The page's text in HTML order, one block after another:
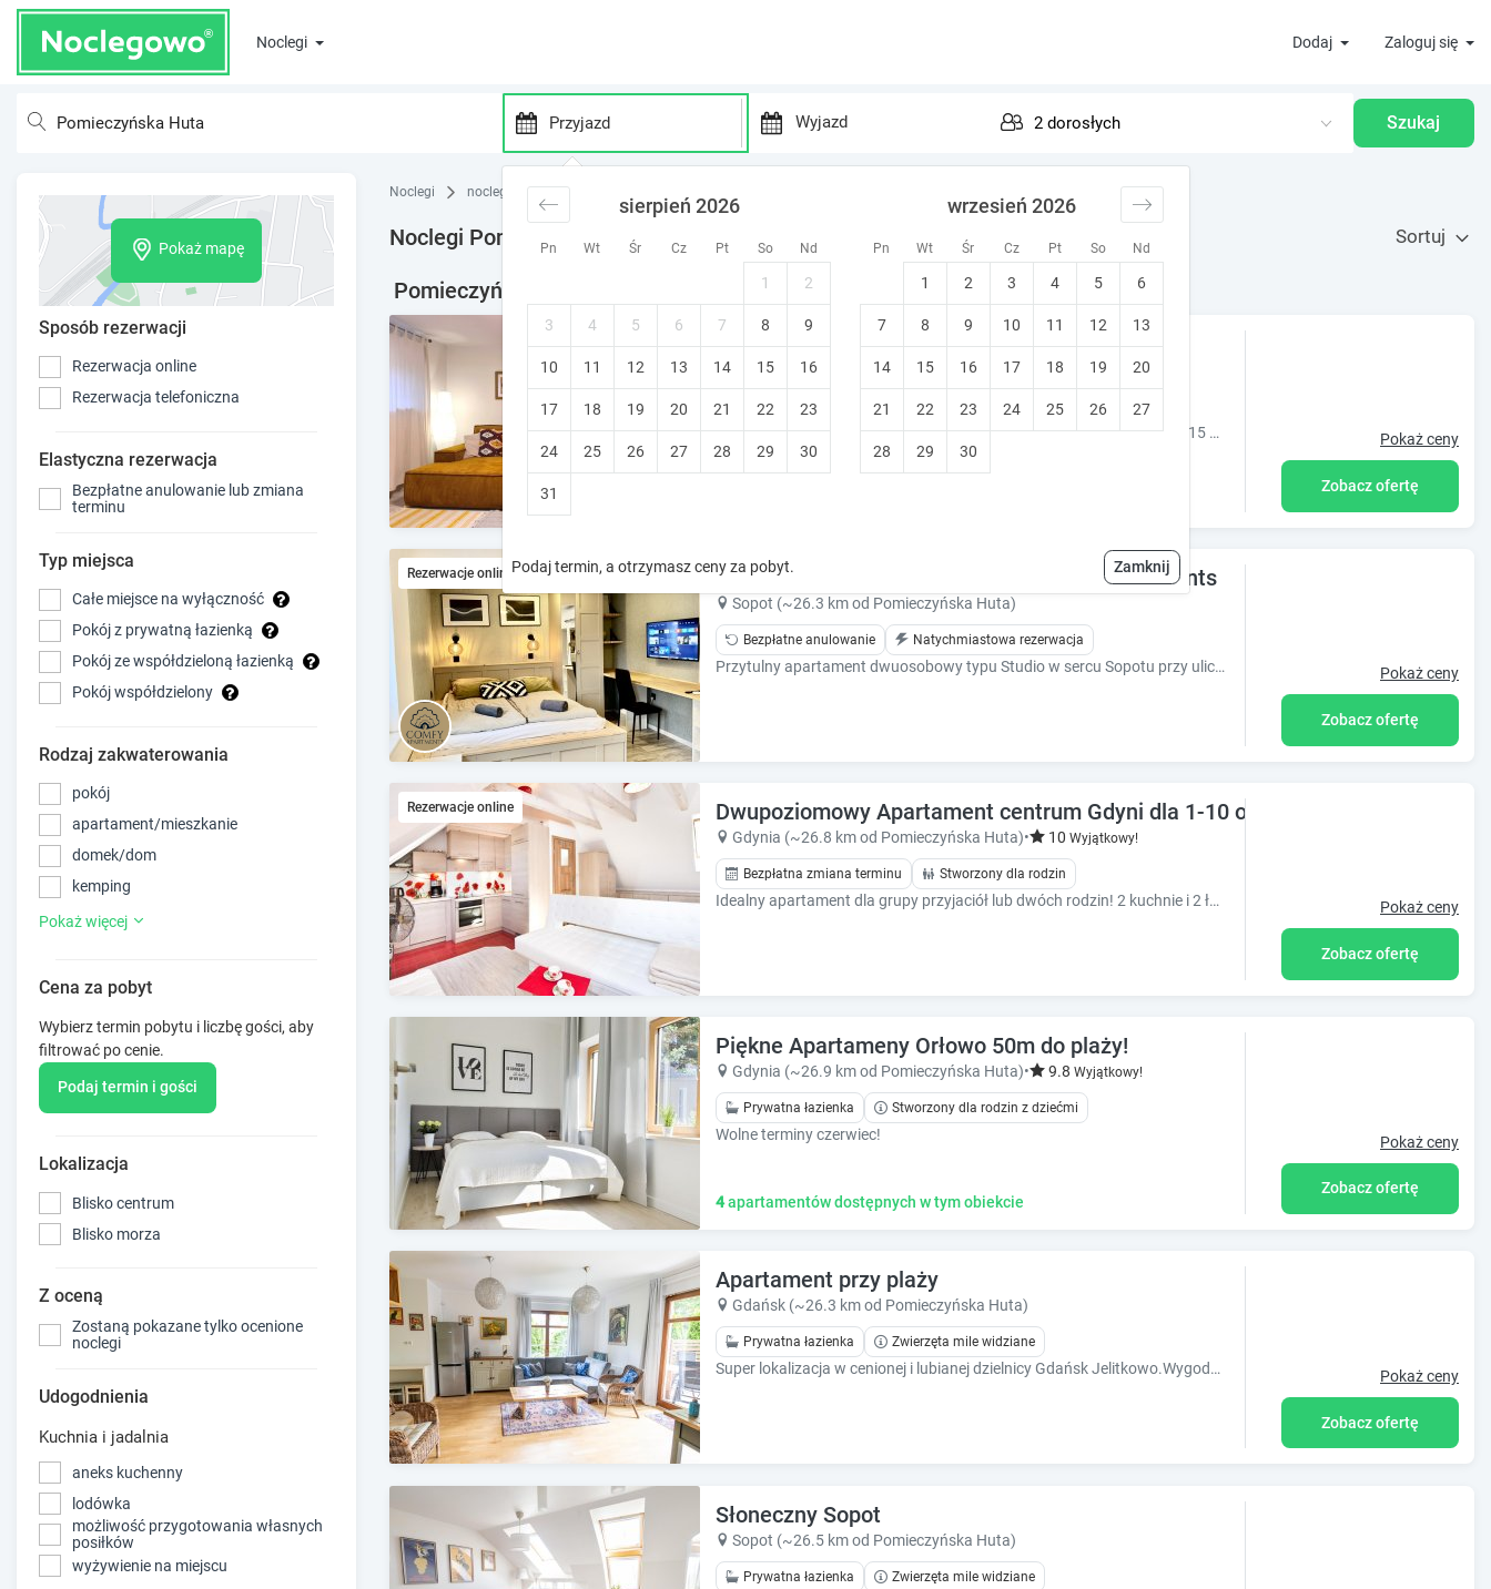
Noclegi Dodaj Zaloguj się
P
e
s
s
d
o
w
n
r
e
y
t
o
i
n
t
e
r
a
c
h
e
c
n
d
r
a
n
d
e
l
e
c
a
d
t
e
.
P
r
d
w
a
e
y
t
o
i
c
t
w
i
t
e
n
d
a
s
e
e
c
e
r
Pn Wt Śr Cz Pt So Nd Pn Wt Śr Cz Pt So Nd
sierpień 2026
1 2
3 4 5 6 7 8 9
10 11 12 13 14 15 16
17 18 19 20 21 22 23
24 25 26 27 28 29 30
31
wrzesień 2026
1 2 3 4 5 6
7 8 9 10 11 12 13
14 15 16 17 18 19 20
21 22 23 24 25 26 27
28 29 30
Podaj termin, a otrzymasz ceny za pobyt. Zamknij
Szukaj
Pokaż mapę
Sposób rezerwacji
Rezerwacja online
Rezerwacja telefoniczna
Elastyczna rezerwacja
Bezpłatne anulowanie lub zmiana
terminu
Typ miejsca
Całe miejsce na wyłączność
Pokój z prywatną łazienką
Pokój ze współdzieloną łazienką
Pokój współdzielony
Rodzaj zakwaterowania
pokój
apartament/mieszkanie
domek/dom
kemping
Pokaż więcej
Cena za pobyt
Wybierz termin pobytu i liczbę gości, aby
filtrować po cenie.
Podaj termin i gości
Lokalizacja
Blisko centrum
Blisko morza
Z oceną
Zostaną pokazane tylko ocenione
noclegi
Udogodnienia
Kuchnia i jadalnia
aneks kuchenny
lodówka
możliwość przygotowania własnych
posiłków
wyżywienie na miejscu
Noclegi noclegi nad jeziorem
Noclegi Pomieczyńska Huta Sortuj
Pomieczyńska Huta - noclegi w okolicy
Apartamenty nad morzem Orłowo
Gdynia (~26 km od Pomieczyńska Huta)• 9.8 Wyjątkowy!
Bezpłatna zmiana terminu
Dwa 2-pokojowe w pełni wyposażone apartamenty w Gdyni Orłowie, 15 minut pieszo do plaży i morza, 4 min. do kolejki SKM Pokaż ceny
Zobacz ofertę
Rezerwacje online Apartament Dotyk - Poddasze - Comfy Apartments
Sopot (~26.3 km od Pomieczyńska Huta)
Bezpłatne anulowanie Natychmiastowa rezerwacja
Przytulny apartament dwuosobowy typu Studio w sercu Sopotu przy ulicy Monte Cassino, naprzeciw Krzywego Domku. Pokaż ceny
Zobacz ofertę
Rezerwacje online Dwupoziomowy Apartament centrum Gdyni dla 1-10 osób
Gdynia (~26.8 km od Pomieczyńska Huta)• 10 Wyjątkowy!
Bezpłatna zmiana terminu Stworzony dla rodzin
Idealny apartament dla grupy przyjaciół lub dwóch rodzin! 2 kuchnie i 2 łazienki, na 2 poziomach.! miejsc do spania! Świetna lokalizacja w centrum Pokaż ceny
Zobacz ofertę
Piękne Apartameny Orłowo 50m do plaży!
Gdynia (~26.9 km od Pomieczyńska Huta)• 9.8 Wyjątkowy!
Prywatna łazienka Stworzony dla rodzin z dziećmi
Wolne terminy czerwiec!
4apartamentów dostępnych w tym obiekcie
Pokaż ceny
Zobacz ofertę
Apartament przy plaży
Gdańsk (~26.3 km od Pomieczyńska Huta)
Prywatna łazienka Zwierzęta mile widziane
Super lokalizacja w cenionej i lubianej dzielnicy Gdańsk Jelitkowo.Wygodny apartament z tarasem, tuż przy plaży. Pokaż ceny
Zobacz ofertę
Słoneczny Sopot
Sopot (~26.5 km od Pomieczyńska Huta)
Prywatna łazienka Zwierzęta mile widziane